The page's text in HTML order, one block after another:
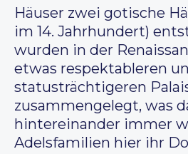
Häuser zwei gotische
im 14. Jahrhundert)
wurden in der
etwas respektableren
statusträchtigeren
zusammengelegt, was
hintereinander immer
Adelsfamilien hier ihr